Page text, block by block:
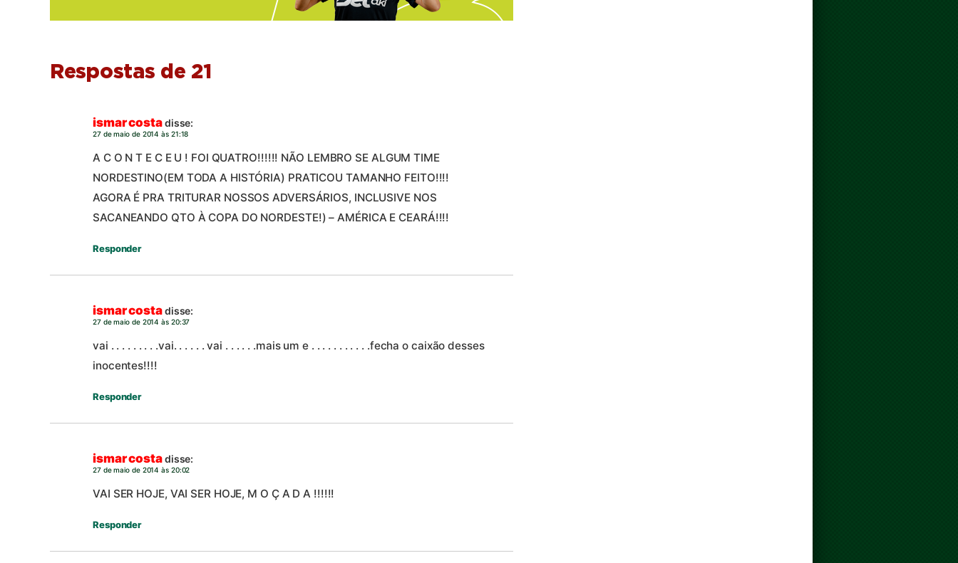
Respostas de 21
ismar costadisse:
27 de maio de 2014 às 21:18
A C O N T E C E U ! FOI QUATRO!!!!!! NÃO LEMBRO SE ALGUM TIME
NORDESTINO(EM TODA A HISTÓRIA) PRATICOU TAMANHO FEITO!!!!
AGORA É PRA TRITURAR NOSSOS ADVERSÁRIOS, INCLUSIVE NOS
SACANEANDO QTO À COPA DO NORDESTE!) – AMÉRICA E CEARÁ!!!!
Responder
ismar costadisse:
27 de maio de 2014 às 20:37
vai . . . . . . . . .vai. . . . . . vai . . . . . .mais um e . . . . . . . . . . .fecha o caixão desses
inocentes!!!!
Responder
ismar costadisse:
27 de maio de 2014 às 20:02
VAI SER HOJE, VAI SER HOJE, M O Ç A D A !!!!!!
Responder